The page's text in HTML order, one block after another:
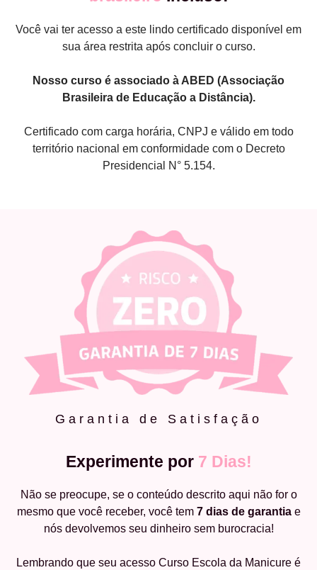
Você vai ter acesso a este lindo certificado disponível em
sua área restrita após concluir o curso.
Nosso curso é associado à ABED (Associação
Brasileira de Educação a Distância).
Certificado com carga horária, CNPJ e válido em todo
território nacional em conformidade com o Decreto
Presidencial N° 5.154.
Garantia de Satisfação
Experimente por 7 Dias!
Não se preocupe, se o conteúdo descrito aqui não for o
mesmo que você receber, você tem 7 dias de garantiae
nós devolvemos seu dinheiro sem burocracia!
Lembrando que seu acesso Curso Escola da Manicure é